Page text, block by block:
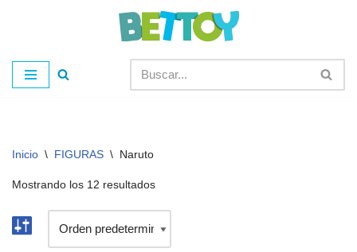
al
contenido
Inicio \ FIGURAS \ Naruto
Mostrando los 12 resultados